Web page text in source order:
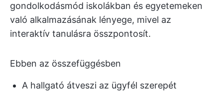
gondolkodásmód iskolákban és egyetemeken
való alkalmazásának lényege, mivel az
interaktív tanulásra összpontosít.
Ebben az összefüggésben
A hallgató átveszi az ügyfél szerepét